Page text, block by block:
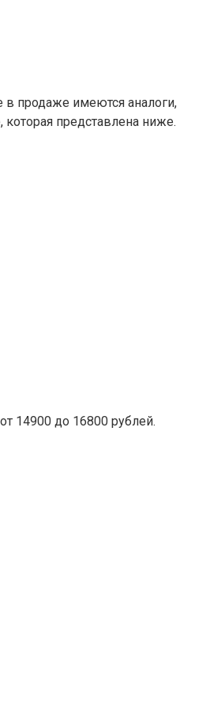
в продаже имеются аналоги,
представлена ниже.
14900 до 16800 рублей.